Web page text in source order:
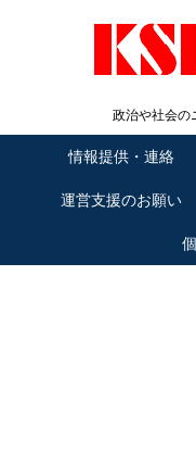
政治や社会の
情報提供・連絡
運営支援のお願い